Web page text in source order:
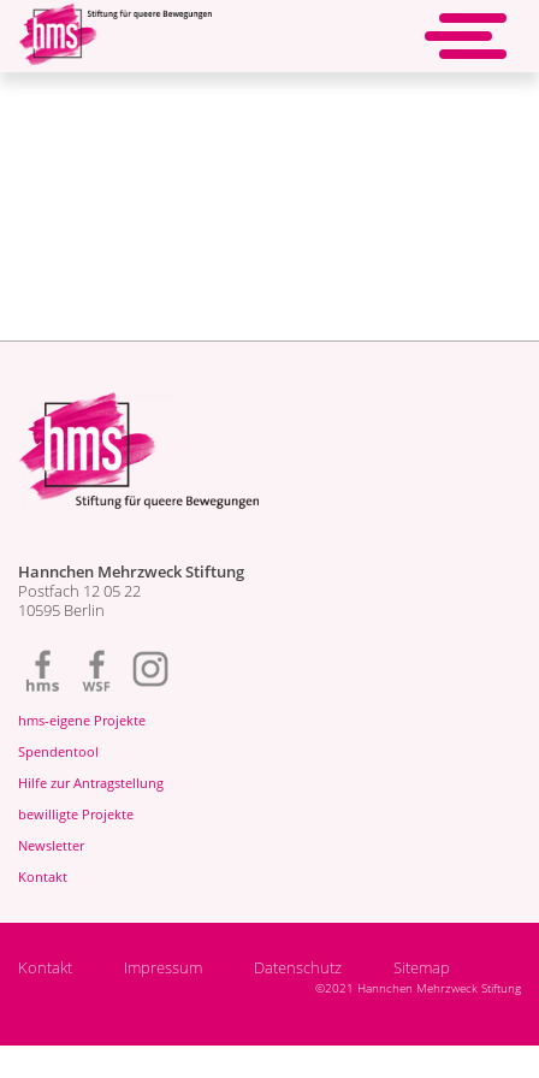
Hannchen Mehrzweck Stiftung
Postfach 12 05 22
10595 Berlin
hms-eigene Projekte
Spendentool
Hilfe zur Antragstellung
bewilligte Projekte
Newsletter
Kontakt
Kontakt Impressum Datenschutz Sitemap
©2021 Hannchen Mehrzweck Stiftung